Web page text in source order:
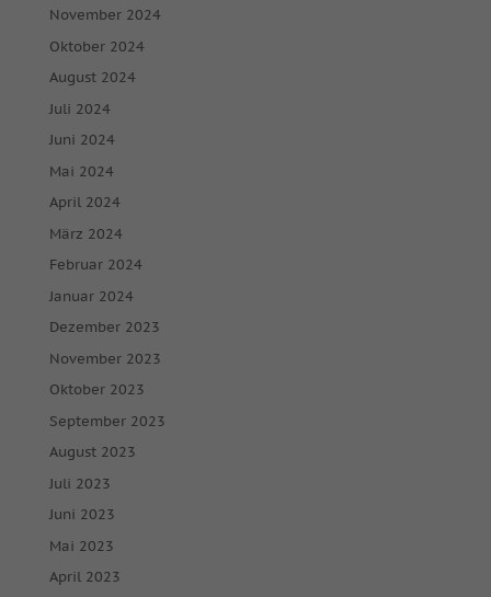
November 2024
Oktober 2024
August 2024
Juli 2024
Juni 2024
Mai 2024
April 2024
März 2024
Februar 2024
Januar 2024
Dezember 2023
November 2023
Oktober 2023
September 2023
August 2023
Juli 2023
Juni 2023
Mai 2023
April 2023